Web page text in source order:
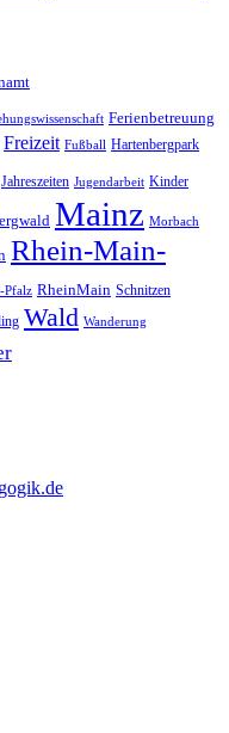
Ferienbetreuung
Freizeit Fußball Hartenbergpark
Jahreszeiten Jugendarbeit Kinder
Mainz Morbach
Rhein-Main-
Pfalz RheinMain Schnitzen
Wald Wanderung